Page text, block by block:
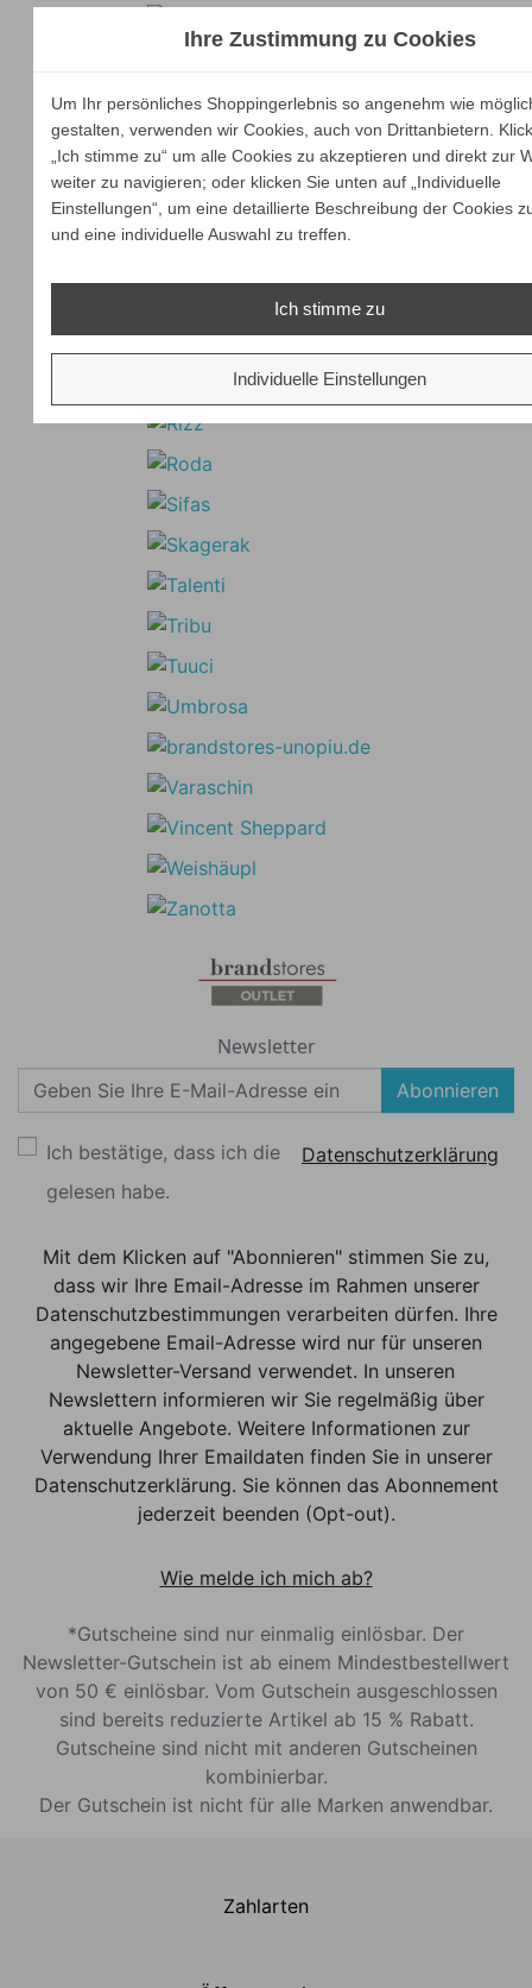
Newsletter
Abonnieren
Ich bestätige, dass ich die
Datenschutzerklärung
gelesen habe.
Mit dem Klicken auf "Abonnieren" stimmen Sie zu,
dass wir Ihre Email-Adresse im Rahmen unserer
Datenschutzbestimmungen verarbeiten dürfen. Ihre
angegebene Email-Adresse wird nur für unseren
Newsletter-Versand verwendet. In unseren
Newslettern informieren wir Sie regelmäßig über
aktuelle Angebote. Weitere Informationen zur
Verwendung Ihrer Emaildaten finden Sie in unserer
Datenschutzerklärung. Sie können das Abonnement
jederzeit beenden (Opt-out).
Wie melde ich mich ab?
*Gutscheine sind nur einmalig einlösbar. Der
Newsletter-Gutschein ist ab einem Mindestbestellwert
von 50 € einlösbar. Vom Gutschein ausgeschlossen
sind bereits reduzierte Artikel ab 15 % Rabatt.
Gutscheine sind nicht mit anderen Gutscheinen
kombinierbar.
Der Gutschein ist nicht für alle Marken anwendbar.
Zahlarten
Ihre Zustimmung zu Cookies
Um Ihr persönliches Shoppingerlebnis so angenehm wie
gestalten, verwenden wir Cookies, auch von Drittanbietern.
„Ich stimme zu“ um alle Cookies zu akzeptieren und direkt zur
weiter zu navigieren; oder klicken Sie unten auf „Individuelle
Einstellungen“, um eine detaillierte Beschreibung der Cookies
und eine individuelle Auswahl zu treffen.
Ich stimme zu
Individuelle Einstellungen